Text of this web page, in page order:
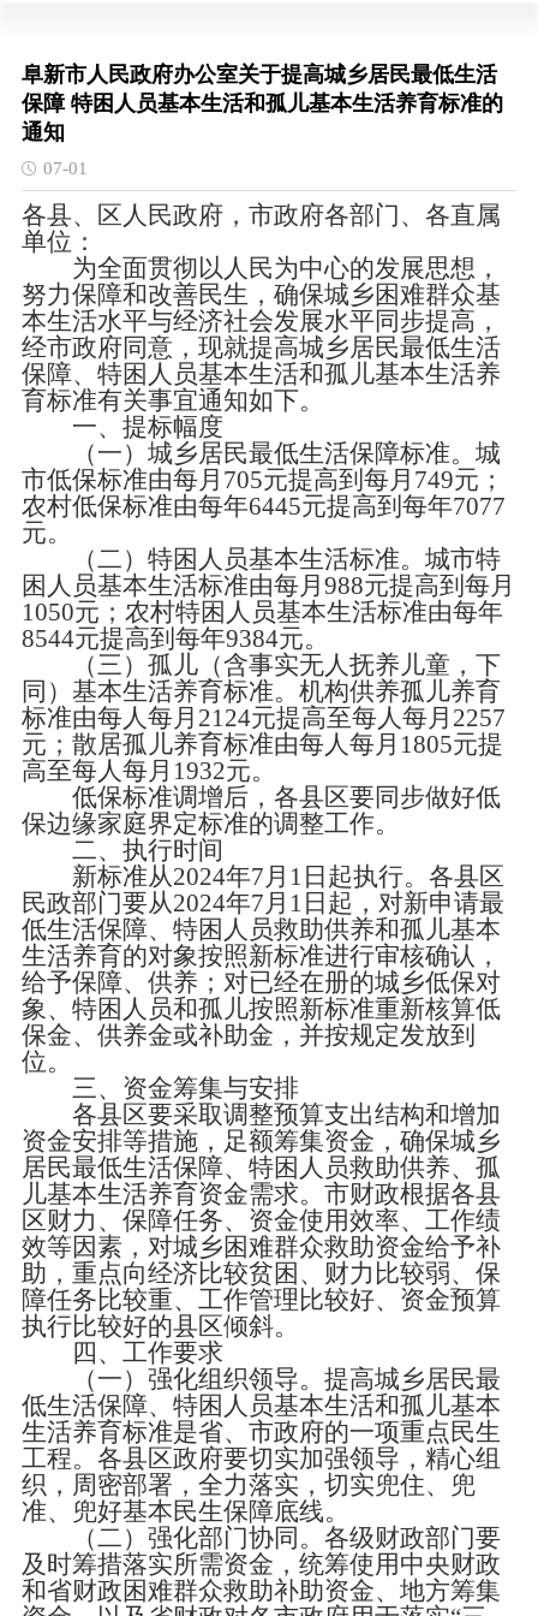
阜新市人民政府办公室关于提高城乡居民最低生活
保障 特困人员基本生活和孤儿基本生活养育标准的
通知
07-01
各县、区人民政府，市政府各部门、各直属
单位：
为全面贯彻以人民为中心的发展思想，
努力保障和改善民生，确保城乡困难群众基
本生活水平与经济社会发展水平同步提高，
经市政府同意，现就提高城乡居民最低生活
保障、特困人员基本生活和孤儿基本生活养
育标准有关事宜通知如下。
一、提标幅度
（一）城乡居民最低生活保障标准。城
市低保标准由每月705元提高到每月749元；
农村低保标准由每年6445元提高到每年7077
元。
（二）特困人员基本生活标准。城市特
困人员基本生活标准由每月988元提高到每月
1050元；农村特困人员基本生活标准由每年
8544元提高到每年9384元。
（三）孤儿（含事实无人抚养儿童，下
同）基本生活养育标准。机构供养孤儿养育
标准由每人每月2124元提高至每人每月2257
元；散居孤儿养育标准由每人每月1805元提
高至每人每月1932元。
低保标准调增后，各县区要同步做好低
保边缘家庭界定标准的调整工作。
二、执行时间
新标准从2024年7月1日起执行。各县区
民政部门要从2024年7月1日起，对新申请最
低生活保障、特困人员救助供养和孤儿基本
生活养育的对象按照新标准进行审核确认，
给予保障、供养；对已经在册的城乡低保对
象、特困人员和孤儿按照新标准重新核算低
保金、供养金或补助金，并按规定发放到
位。
三、资金筹集与安排
各县区要采取调整预算支出结构和增加
资金安排等措施，足额筹集资金，确保城乡
居民最低生活保障、特困人员救助供养、孤
儿基本生活养育资金需求。市财政根据各县
区财力、保障任务、资金使用效率、工作绩
效等因素，对城乡困难群众救助资金给予补
助，重点向经济比较贫困、财力比较弱、保
障任务比较重、工作管理比较好、资金预算
执行比较好的县区倾斜。
四、工作要求
（一）强化组织领导。提高城乡居民最
低生活保障、特困人员基本生活和孤儿基本
生活养育标准是省、市政府的一项重点民生
工程。各县区政府要切实加强领导，精心组
织，周密部署，全力落实，切实兜住、兜
准、兜好基本民生保障底线。
（二）强化部门协同。各级财政部门要
及时筹措落实所需资金，统筹使用中央财政
和省财政困难群众救助补助资金、地方筹集